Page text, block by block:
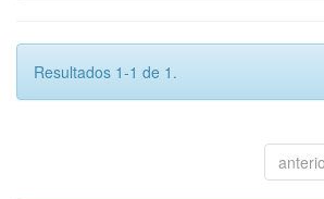
Resultados 1-1 de 1.